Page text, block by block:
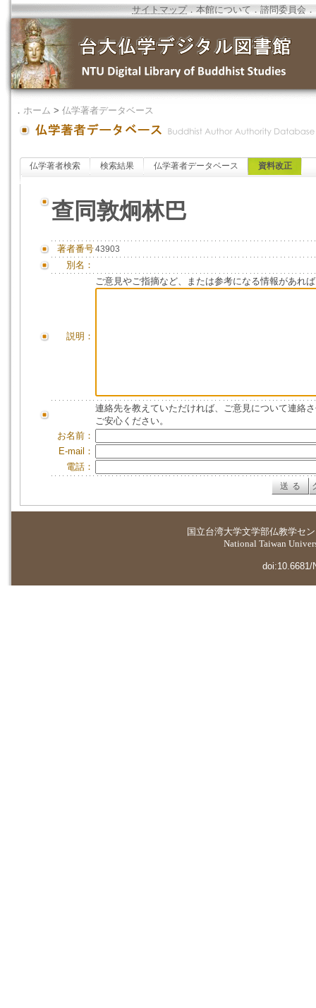
サイトマップ．本館について ．諮問委員会 ．
． ホーム > 仏学著者データベース
仏学著者検索 検索結果 仏学著者データベース 資料改正
查同敦炯林巴
著者番号43903
別名：
説明：
ご意見やご指摘など、または参考になる情報があれ
連絡先を教えていただければ、ご意見について連絡
ご安心ください。
お名前：
E-mail：
電話：
国立台湾大学文学部仏教学セ
National Taiwan
doi:10.6681/